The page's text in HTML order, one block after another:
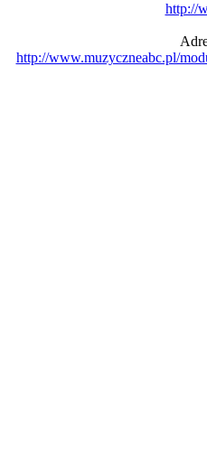
http://
http://www.muzyczneabc.pl/